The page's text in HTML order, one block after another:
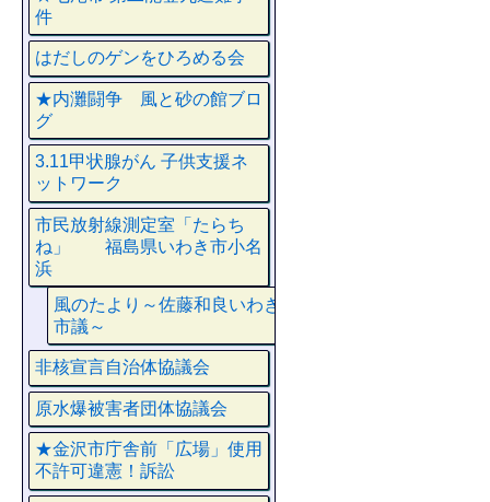
件
はだしのゲンをひろめる会
★内灘闘争 風と砂の館ブロ
グ
3.11甲状腺がん 子供支援ネ
ットワーク
市民放射線測定室「たらち
ね」 福島県いわき市小名
浜
風のたより～佐藤和良いわき
市議～
非核宣言自治体協議会
原水爆被害者団体協議会
★金沢市庁舎前「広場」使用
不許可違憲！訴訟